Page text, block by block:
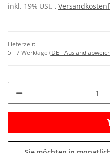
inkl. 19% USt. ,
Lieferzeit:
5 - 7 Werktage (DE - Ausland